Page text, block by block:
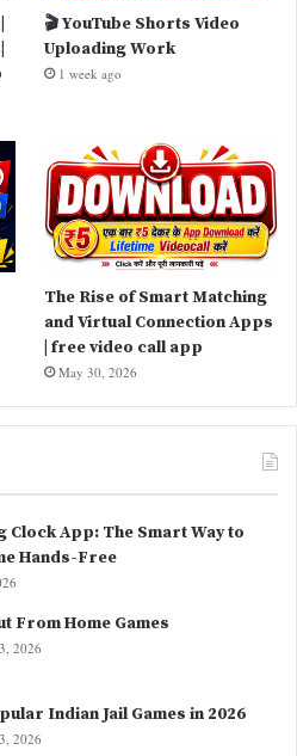
🎬 YouTube Shorts Video
Uploading Work
1 week ago
The Rise of Smart Matching
and Virtual Connection Apps
| free video call app
May 30, 2026
Clock App: The Smart Way to
Hands-Free
From Home Games
2026
Indian Jail Games in 2026
2026